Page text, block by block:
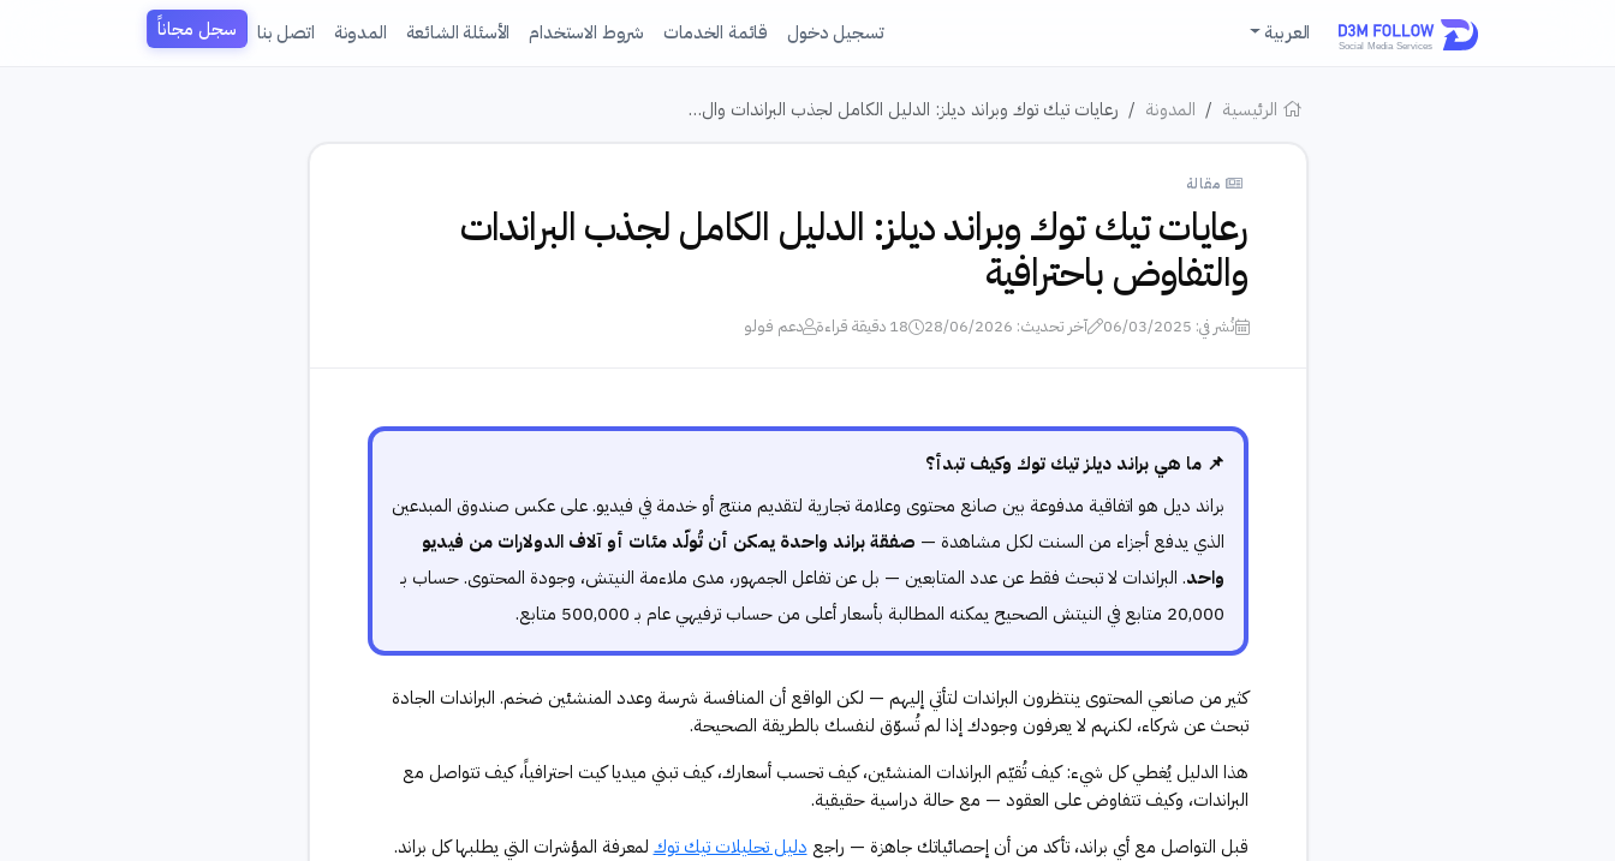
العربية تسجيل دخول قائمة الخدمات شروط الاستخدام الأسئلة الشائعة المدونة اتصل بنا سجل مجاناً
الرئيسية المدونة رعايات تيك توك وبراند ديلز: الدليل الكامل لجذب البراندات وال…
مقالة
رعايات تيك توك وبراند ديلز: الدليل الكامل لجذب البراندات
والتفاوض باحترافية
نُشر في: 06/03/2025 آخر تحديث: 28/06/2026 18 دقيقة قراءة دعم فولو
📌 ما هي براند ديلز تيك توك وكيف تبدأ؟
براند ديل هو اتفاقية مدفوعة بين صانع محتوى وعلامة تجارية لتقديم منتج أو خدمة في فيديو. على عكس صندوق المبدعين
الذي يدفع أجزاء من السنت لكل مشاهدة — صفقة براند واحدة يمكن أن تُولّد مئات أو آلاف الدولارات من فيديو
واحد. البراندات لا تبحث فقط عن عدد المتابعين — بل عن تفاعل الجمهور، مدى ملاءمة النيتش، وجودة المحتوى. حساب بـ
20,000 متابع في النيتش الصحيح يمكنه المطالبة بأسعار أعلى من حساب ترفيهي عام بـ 500,000 متابع.
كثير من صانعي المحتوى ينتظرون البراندات لتأتي إليهم — لكن الواقع أن المنافسة شرسة وعدد المنشئين ضخم. البراندات الجادة
تبحث عن شركاء، لكنهم لا يعرفون وجودك إذا لم تُسوّق لنفسك بالطريقة الصحيحة.
هذا الدليل يُغطي كل شيء: كيف تُقيّم البراندات المنشئين، كيف تحسب أسعارك، كيف تبني ميديا كيت احترافياً، كيف تتواصل مع
البراندات، وكيف تتفاوض على العقود — مع حالة دراسية حقيقية.
قبل التواصل مع أي براند، تأكد من أن إحصائياتك جاهزة — راجع دليل تحليلات تيك توك لمعرفة المؤشرات التي يطلبها كل براند.